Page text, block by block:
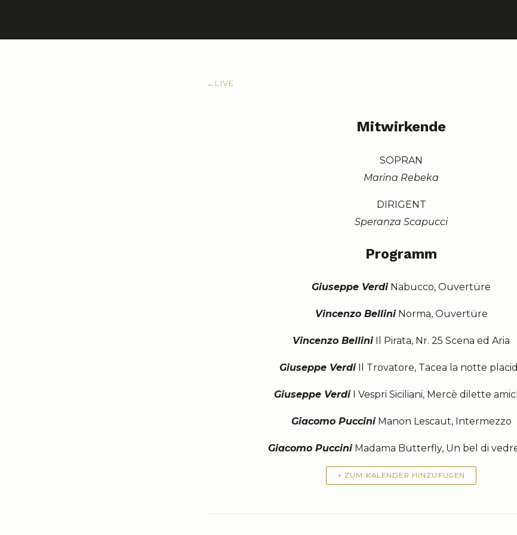
← LIVE
Mitwirkende
SOPRAN
Marina Rebeka
DIRIGENT
Speranza Scapucci
Programm
Giuseppe VerdiNabucco, Ouvertüre
Vincenzo BelliniNorma, Ouvertüre
Vincenzo BelliniIl Pirata, Nr. 25 Scena ed Aria
Giuseppe VerdiIl Trovatore, Tacea la notte
Giuseppe VerdiI Vespri Siciliani, Mercè dilette
Giacomo PucciniManon Lescaut, Intermezzo
Giacomo PucciniMadama Butterfly, Un bel di
+ ZUM KALENDER HINZUFÜGEN